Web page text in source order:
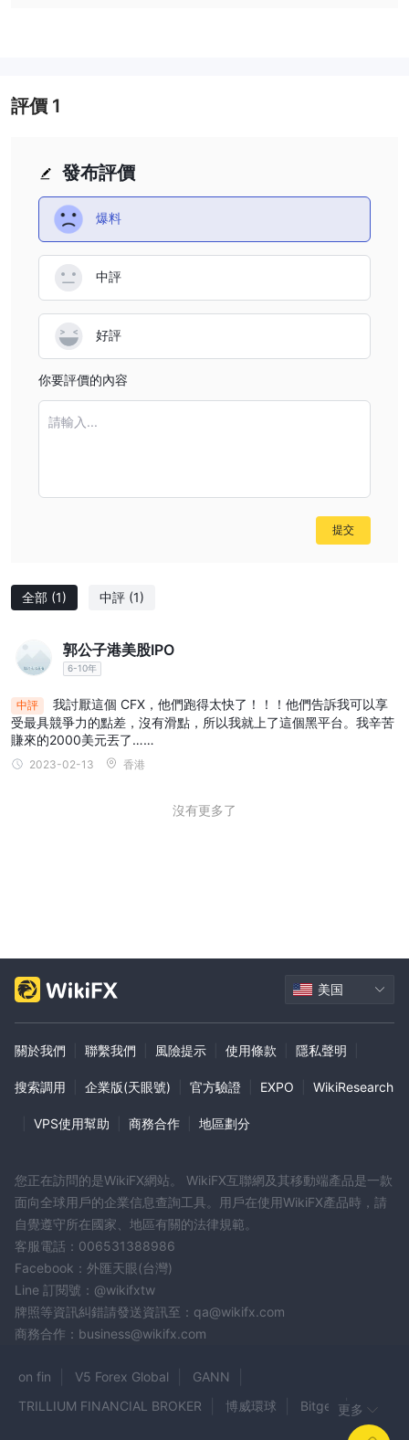
CFX僅接受比特幣存款和取款。沒有指定最低存款或取款金額，但每
CFX可以通過電子郵件聯繫我們的客戶支持：
support@cashfxgroup.com 或在線發送消息以取得聯繫。此外，
您還可以在 Facebook、instagram、twitter、youtube、linkedin
和 telegram 等社交媒體平台上關注該經紀人。公司地址：rbs
tower - ave. balboa, ramón h. jurado st, 9th floor, punta paitilla,
號碼，而大多數經紀人會提供。
全部 (1) 中評 (1)
郭公子港美股IPO
6-10年
中評
我討厭這個 CFX，他們跑得太快了！！！他們告訴我可以享
受最具競爭力的點差，沒有滑點，所以我就上了這個黑平台。我辛苦
賺來的2000美元丟了……
2023-02-13 香港
沒有更多了
發布評價
爆料
中評
好評
你要評價的內容
請輸入...
提交
評價 1
美国
關於我們 聯繫我們 風險提示 使用條款 隱私聲明
搜索調用 企業版(天眼號) 官方驗證 EXPO WikiResearch
VPS使用幫助 商務合作 地區劃分
您正在訪問的是WikiFX網站。 WikiFX互聯網及其移動端產品是一款
面向全球用戶的企業信息查詢工具。用戶在使用WikiFX產品時，請
自覺遵守所在國家、地區有關的法律規範。
客服電話：006531388986
Facebook：外匯天眼(台灣)
Line 訂閱號：@wikifxtw
牌照等資訊糾錯請發送資訊至：qa@wikifx.com
商務合作：business@wikifx.com
on fin V5 Forex Global
GANN
TRILLIUM FINANCIAL BROKER
博威環球
Bitget
更多